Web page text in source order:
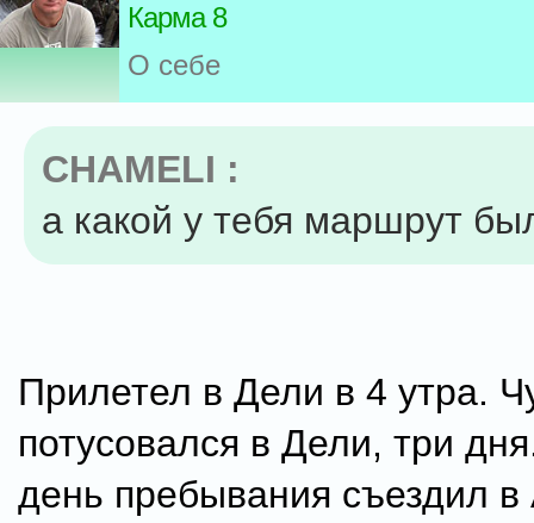
Карма 8
О себе
CHAMELI :
а какой у тебя маршрут
Прилетел в Дели в 4 утра.
потусовался в Дели, три
день пребывания съездил в